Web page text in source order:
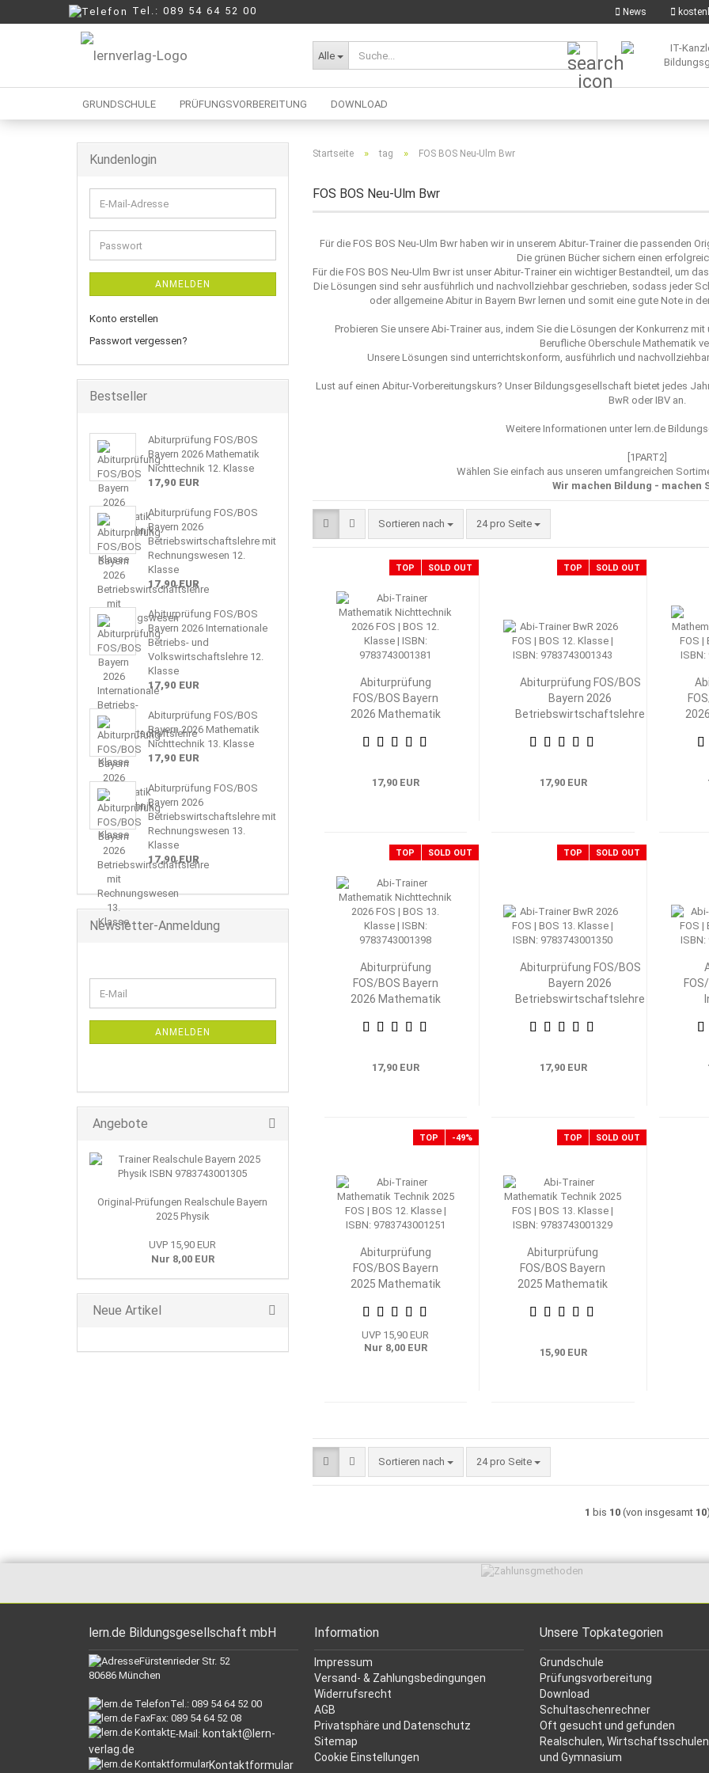
News
Tel.: 089 54 64 52 00
Alle
Suche...
GRUNDSCHULE PRÜFUNGSVORBEREITUNG
Mittelschule
DOWNLOAD
Startseite » tag » FOS BOS Neu-Ulm Bwr
FOS BOS Neu-Ulm Bwr
Für die FOS BOS Neu-Ulm Bwr haben wir in unserem Abitur-Trainer die passenden
Die grünen Bücher sichern einen
Für die FOS BOS Neu-Ulm Bwr ist unser Abitur-Trainer ein wichtiger Bestandteil, um
Die Lösungen sind sehr ausführlich und nachvollziehbar geschrieben, sodass jeder
oder allgemeine Abitur in Bayern Bwr lernen und somit eine gute Note in
Probieren Sie unsere Abi-Trainer aus, indem Sie die Lösungen der Konkurrenz
Berufliche Oberschule Mathematik
Unsere Lösungen sind unterrichtskonform, ausführlich und
Lust auf einen Abitur-Vorbereitungskurs? Unser Bildungsgesellschaft bietet jedes
BwR oder IBV an.
Weitere Informationen unter lern.de
[1PART2]
Wählen Sie einfach aus unseren umfangreichen
Wir machen Bildung - machen
Sortieren nach
Sortieren nach 24 pro Seite
pro Seite
TOP SOLD OUT
Abiturprüfung
FOS/BOS Bayern
2026 Mathematik
Klasse
17,90 EUR
TOP SOLD OUT
Abiturprüfung FOS/BOS
Bayern 2026
Betriebswirtschaftslehre
Klasse
17,90 EUR
TOP SOLD OUT
Abiturprüfung
FOS/BOS Bayern
2026 Mathematik
Klasse
17,90 EUR
TOP SOLD OUT
Abiturprüfung FOS/BOS
Bayern 2026
Betriebswirtschaftslehre
Klasse
17,90 EUR
TOP -49%
Abiturprüfung
FOS/BOS Bayern
2025 Mathematik
UVP 15,90 EUR
Nur 8,00 EUR
TOP SOLD OUT
Abiturprüfung
FOS/BOS Bayern
2025 Mathematik
15,90 EUR
Sortieren nach
Sortieren nach 24 pro Seite
pro Seite
1 bis 10(von insgesamt 10)
Kundenlogin
E-
Mail-
Adresse
Passwort
ANMELDEN
Konto erstellen
Passwort vergessen?
Bestseller
Abiturprüfung FOS/BOS
Bayern 2026 Mathematik
Nichttechnik 12. Klasse
17,90 EUR
Abiturprüfung FOS/BOS
Bayern 2026
Betriebswirtschaftslehre mit
Rechnungswesen 12.
Klasse
17,90 EUR
Abiturprüfung FOS/BOS
Bayern 2026 Internationale
Betriebs- und
Volkswirtschaftslehre 12.
Klasse
17,90 EUR
Abiturprüfung FOS/BOS
Bayern 2026 Mathematik
Nichttechnik 13. Klasse
17,90 EUR
Abiturprüfung FOS/BOS
Bayern 2026
Betriebswirtschaftslehre mit
Rechnungswesen 13.
Klasse
17,90 EUR
Newsletter-Anmeldung
ZUR
E-
Mail
ANMELDEN
Angebote
Original-Prüfungen Realschule Bayern
2025 Physik
UVP 15,90 EUR
Nur 8,00 EUR
Neue Artikel
lern.de Bildungsgesellschaft mbH
Fürstenrieder Str. 52
80686 München
Tel.: 089 54 64 52 00
Fax: 089 54 64 52 08
E-Mail: kontakt@lern-
verlag.de
Kontaktformular
Information
Impressum
Versand- & Zahlungsbedingungen
Widerrufsrecht
AGB
Privatsphäre und Datenschutz
Sitemap
Cookie Einstellungen
Unsere Topkategorien
Grundschule
Prüfungsvorbereitung
Download
Schultaschenrechner
Oft gesucht und gefunden
Realschulen, Wirtschaftsschulen
und Gymnasium